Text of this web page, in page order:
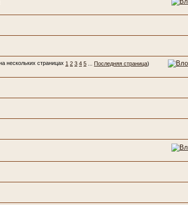
1 2 3 4 5 Последняя страница)